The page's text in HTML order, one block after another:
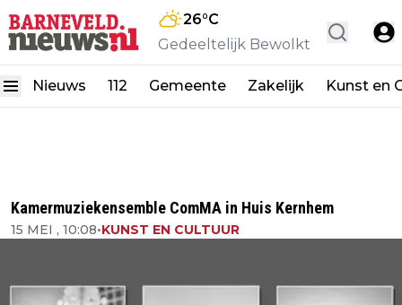
26°C
Gedeeltelijk Bewolkt
Nieuws 112 Gemeente Zakelijk Kunst en
Kamermuziekensemble ComMA in Huis Kernhem
15 MEI , 10:08•KUNST EN CULTUUR